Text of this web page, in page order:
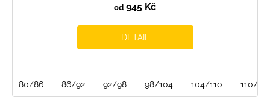
od 945 Kč
DETAIL
80/86 86/92 92/98 98/104 104/110 110/116